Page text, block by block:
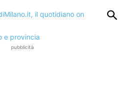
pubblicità